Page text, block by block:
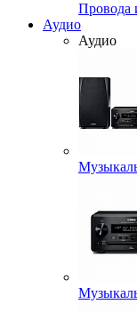
Провода
Аудио
Аудио